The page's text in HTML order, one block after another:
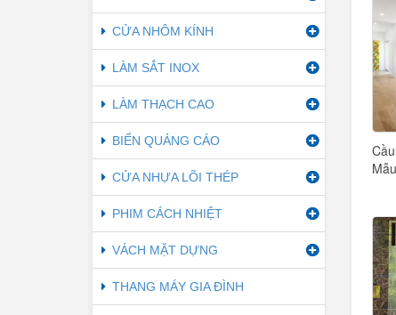
CỬA NHÔM KÍNH
LÀM SẮT INOX
LÀM THẠCH CAO
BIỂN QUẢNG CÁO
CỬA NHỰA LÕI THÉP
PHIM CÁCH NHIỆT
VÁCH MẶT DỰNG
THANG MÁY GIA ĐÌNH